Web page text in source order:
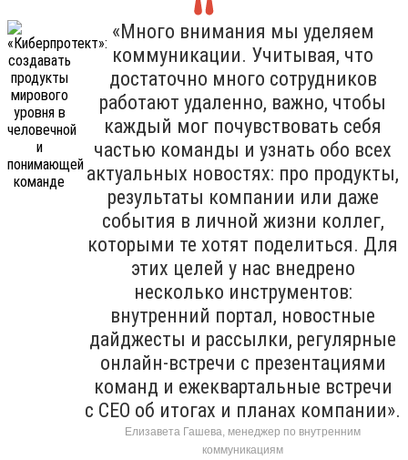
«Много внимания мы уделяем
коммуникации. Учитывая, что
достаточно много сотрудников
работают удаленно, важно, чтобы
каждый мог почувствовать себя
частью команды и узнать обо всех
актуальных новостях: про продукты,
результаты компании или даже
события в личной жизни коллег,
которыми те хотят поделиться. Для
этих целей у нас внедрено
несколько инструментов:
внутренний портал, новостные
дайджесты и рассылки, регулярные
онлайн-встречи с презентациями
команд и ежеквартальные встречи
с CEO об итогах и планах компании».
Елизавета Гашева, менеджер по внутренним
коммуникациям